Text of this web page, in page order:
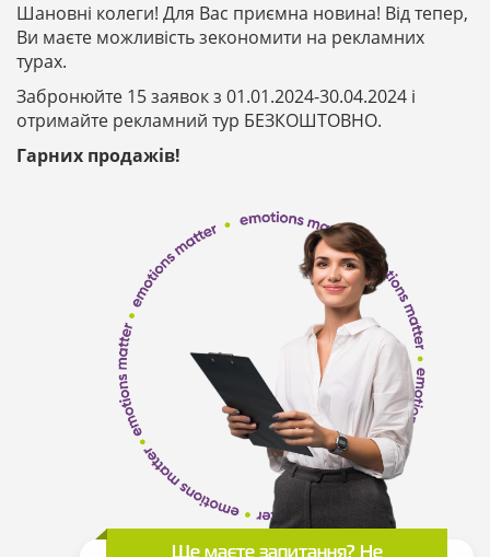
Шановні колеги! Для Вас приємна новина! Від тепер,
Ви маєте можливість зекономити на рекламних
турах.
Забронюйте 15 заявок з 01.01.2024-30.04.2024 і
отримайте рекламний тур БЕЗКОШТОВНО.
Гарних продажів!
Ще маєте запитання? Не